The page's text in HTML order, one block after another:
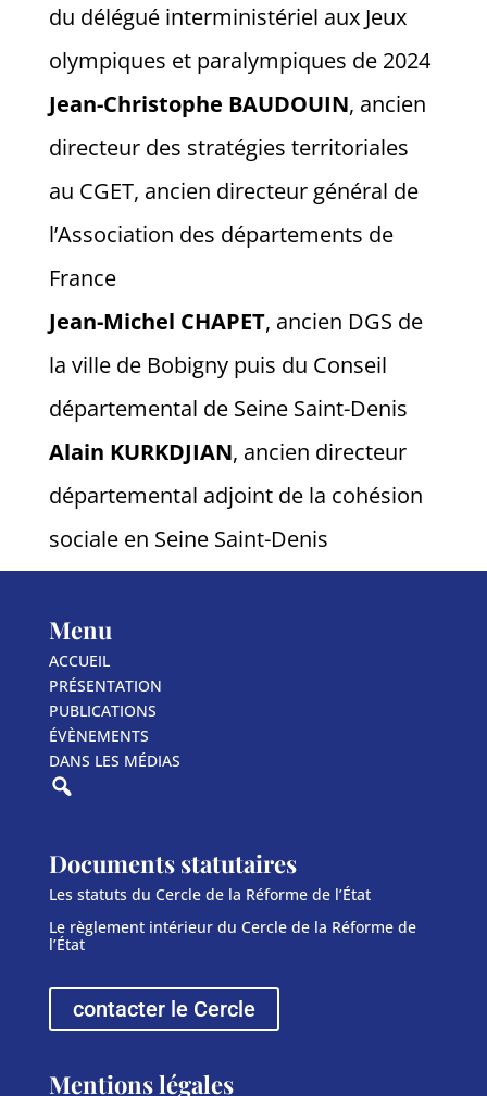
du délégué interministériel aux Jeux
olympiques et paralympiques de 2024
Jean-Christophe BAUDOUIN, ancien
directeur des stratégies territoriales
au CGET, ancien directeur général de
l’Association des départements de
France
Jean-Michel CHAPET, ancien DGS de
la ville de Bobigny puis du Conseil
départemental de Seine Saint-Denis
Alain KURKDJIAN, ancien directeur
départemental adjoint de la cohésion
sociale en Seine Saint-Denis
Menu
ACCUEIL
PRÉSENTATION
PUBLICATIONS
ÉVÈNEMENTS
DANS LES MÉDIAS
Documents statutaires
Les statuts du Cercle de la Réforme de l’État
Le règlement intérieur du Cercle de la Réforme de
l’État
contacter le Cercle
Mentions légales